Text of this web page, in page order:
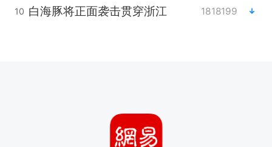
10 白海豚将正面袭击贯穿浙江 1818199